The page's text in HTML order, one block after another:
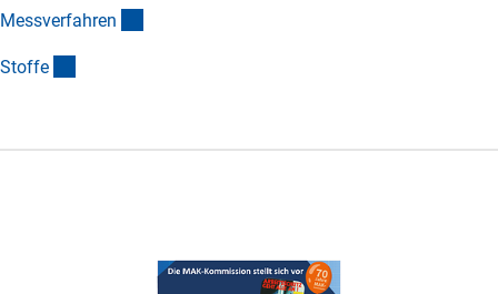
Messverfahren
Stoffe